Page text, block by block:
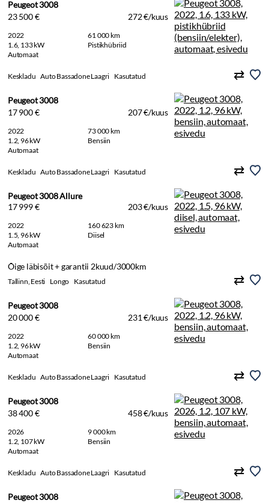
Peugeot 3008
23 500 €
272 €/kuus
2022
61 000 km
1.6, 133 kW
Pistikhübriid
Automaat
Keskladu Auto Bassadone Laagri Kasutatud
Peugeot 3008
17 900 €
207 €/kuus
2022
73 000 km
1.2, 96 kW
Bensiin
Automaat
Keskladu Auto Bassadone Laagri Kasutatud
Peugeot 3008 Allure
17 999 €
203 €/kuus
2022
160 623 km
1.5, 96 kW
Diisel
Automaat
Õige läbisõit + garantii 2kuud/3000km
Tallinn, Eesti Longo Kasutatud
Peugeot 3008
20 000 €
231 €/kuus
2022
60 000 km
1.2, 96 kW
Bensiin
Automaat
Keskladu Auto Bassadone Laagri Kasutatud
Peugeot 3008
38 400 €
458 €/kuus
2026
9 000 km
1.2, 107 kW
Bensiin
Automaat
Keskladu Auto Bassadone Laagri Kasutatud
Peugeot 3008